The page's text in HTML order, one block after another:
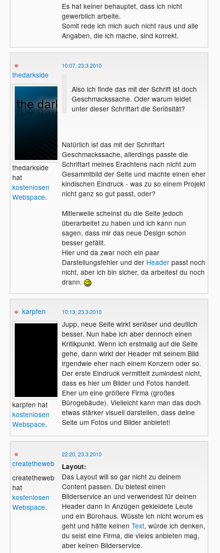
klar gewerblich ist.
Es hat keiner behauptet, dass ich nicht
gewerblich arbeite.
Somit rede ich mich auch nicht raus und alle
Angaben, die ich mache, sind korrekt.
thedarkside
thedarkside
hat
kostenlosen
Webspace.
10:07, 23.3.2010
Also ich finde das mit der Schrift ist doch
Geschmackssache. Oder warum leidet
unter dieser Schriftart die Seriösität?
Natürlich ist das mit der Schriftart
Geschmackssache, allerdings passte die
Schriftart meines Erachtens nach nicht zum
Gesammtbild der Seite und machte einen eher
kindischen Eindruck - was zu so einem Projekt
nicht ganz so gut passt, oder?
Mitlerweile scheinst du die Seite jedoch
überarbeitet zu haben und ich kann nun
sagen, dass mir das neue Design schon
besser gefällt.
Hier und da zwar noch ein paar
Darstellungsfehler und der Headerpasst noch
nicht, aber ich bin sicher, da arbeitest du noch
drann.
karpfen
karpfen hat
kostenlosen
Webspace.
10:13, 23.3.2010
Jupp, neue Seite wirkt seriöser und deutlich
besser. Nun habe ich aber dennoch einen
Kritikpunkt. Wenn ich erstmalig auf die Seite
gehe, dann wirkt der Header mit seinem Bild
irgendwie eher nach einem Konzern oder so.
Der erste Eindruck vermittelt zumindest nicht,
dass es hier um Bilder und Fotos handelt.
Eher um eine größere Firma (großes
Bürogebäude). Vielleicht kann man das doch
etwas stärker visuell darstellen, dass deine
Seite um Fotos und Bilder anbietet!
createtheweb
createtheweb
hat
kostenlosen
Webspace.
22:20, 23.3.2010
Layout:
Das Layout will so gar nicht zu deinem
Content passen. Du bietest einen
Bilderservice an und verwendest für deinen
Header dann in Anzügen gekleidete Leute
und ein Bürohaus. Wüsste ich nicht worum es
geht und hätte keinen Text, würde ich denken,
du seist eine Firma, die vieles anbieten mag,
aber keinen Bilderservice.